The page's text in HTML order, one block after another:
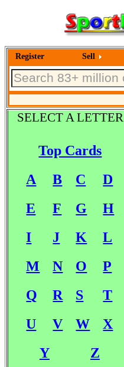
Register Sell
SELECT A LETTER
Top Cards
A
B C
D
E
F G
H
I
J K
L
M
N O
P
Q
R S
T
U
V W
X
Y
Z